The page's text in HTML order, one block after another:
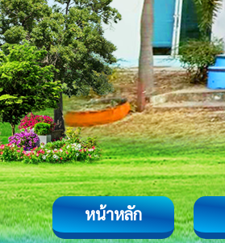
หน้าหลัก